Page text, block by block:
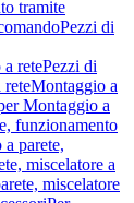
tramite
Pezzi di
retePezzi di
reteMontaggio a
Montaggio a
funzionamento
parete,
miscelatore a
miscelatore